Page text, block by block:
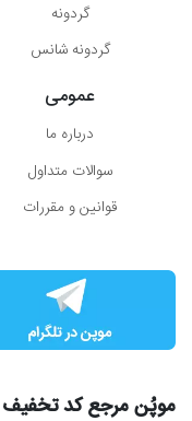
گردونه
گردونه شانس
عمومی
درباره ما
سوالات متداول
قوانین و مقررات
موپُن مرجع کد تخفیف